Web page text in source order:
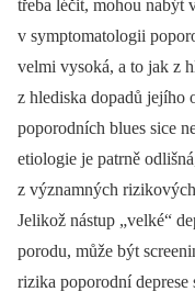
třeba léčit, mohou nabýt
v symptomatologii
velmi vysoká, a to jak z
z hlediska dopadů jejího
poporodních blues sice
etiologie je patrně
z významných
Jelikož nástup „velké“
porodu, může být
rizika poporodní